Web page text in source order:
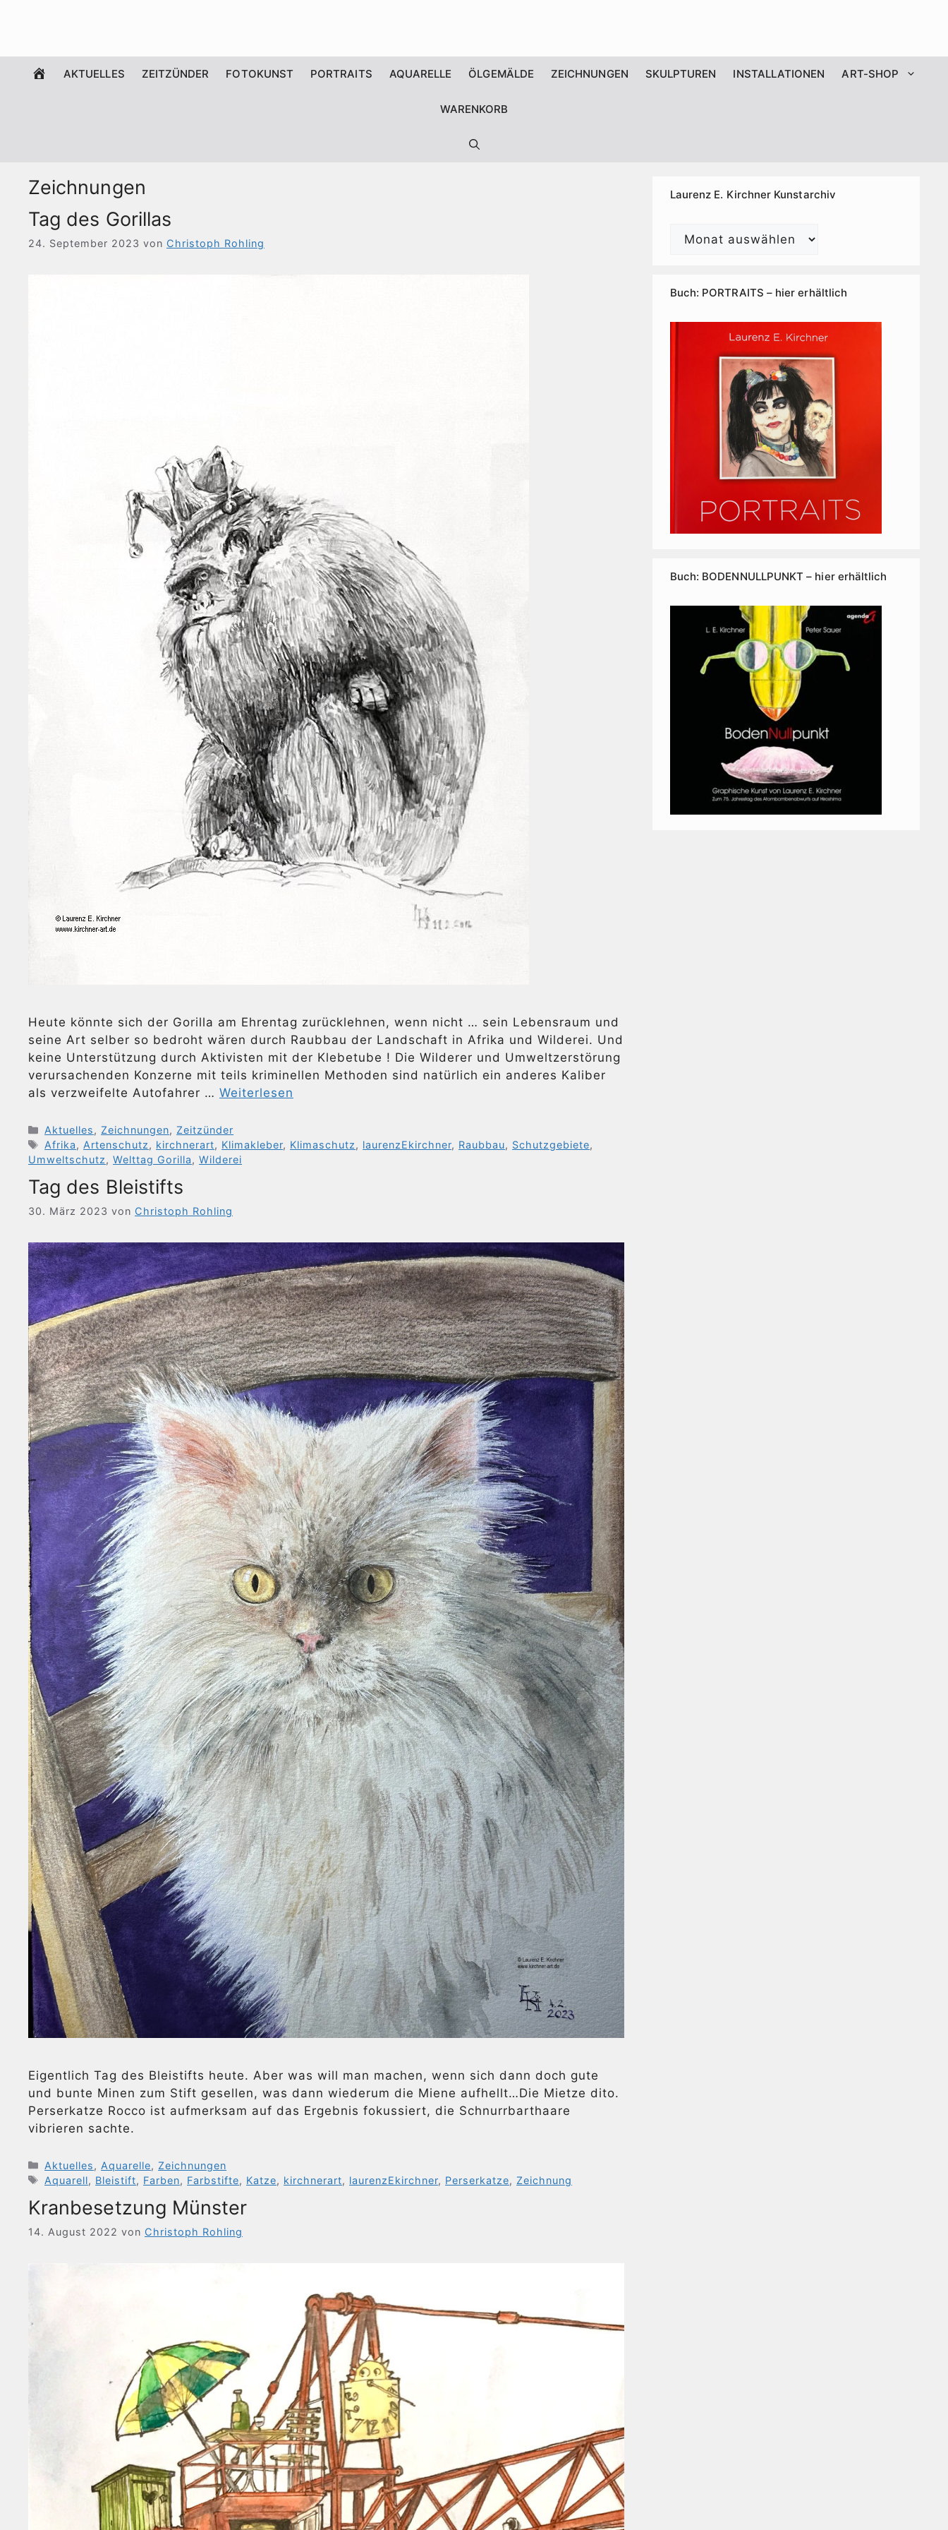
WILLKOMMEN
AKTUELLES ZEITZÜNDER FOTOKUNST PORTRAITS AQUARELLE ÖLGEMÄLDE ZEICHNUNGEN SKULPTUREN INSTALLATIONEN ART-SHOP
WARENKORB
Zeichnungen
Tag des Gorillas
24. September 2023 von Christoph Rohling
Heute könnte sich der Gorilla am Ehrentag zurücklehnen, wenn nicht … sein Lebensraum und
seine Art selber so bedroht wären durch Raubbau der Landschaft in Afrika und Wilderei. Und
keine Unterstützung durch Aktivisten mit der Klebetube ! Die Wilderer und Umweltzerstörung
verursachenden Konzerne mit teils kriminellen Methoden sind natürlich ein anderes Kaliber
als verzweifelte Autofahrer … Weiterlesen
Kategorien
Aktuelles, Zeichnungen, Zeitzünder
Schlagwörter
Afrika, Artenschutz, kirchnerart, Klimakleber, Klimaschutz, laurenzEkirchner, Raubbau, Schutzgebiete,
Umweltschutz, Welttag Gorilla, Wilderei
Tag des Bleistifts
30. März 2023 von Christoph Rohling
Eigentlich Tag des Bleistifts heute. Aber was will man machen, wenn sich dann doch gute
und bunte Minen zum Stift gesellen, was dann wiederum die Miene aufhellt…Die Mietze dito.
Perserkatze Rocco ist aufmerksam auf das Ergebnis fokussiert, die Schnurrbarthaare
vibrieren sachte.
Kategorien
Aktuelles, Aquarelle, Zeichnungen
Schlagwörter
Aquarell, Bleistift, Farben, Farbstifte, Katze, kirchnerart, laurenzEkirchner, Perserkatze, Zeichnung
Kranbesetzung Münster
14. August 2022 von Christoph Rohling
Laurenz E. Kirchner Kunstarchiv
Laurenz
Buch: PORTRAITS – hier erhältlich
Buch: BODENNULLPUNKT – hier erhältlich